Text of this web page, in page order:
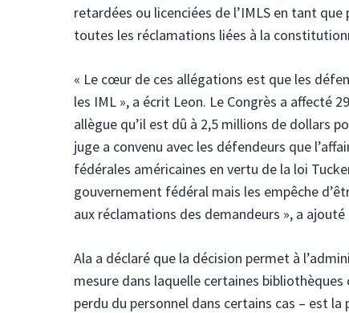
retardées ou licenciées de l’IMLS en tant
toutes les réclamations liées à la
« Le cœur de ces allégations est que les
les IML », a écrit Leon. Le Congrès a affecté
allègue qu’il est dû à 2,5 millions de dollars
juge a convenu avec les défendeurs que
fédérales américaines en vertu de la loi
gouvernement fédéral mais les empêche
aux réclamations des demandeurs », a
Ala a déclaré que la décision permet à
mesure dans laquelle certaines
perdu du personnel dans certains cas – est la